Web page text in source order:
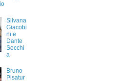
Silvana
Giacobi
ni e
Dante
Secchi
a
Bruno
Pisatur